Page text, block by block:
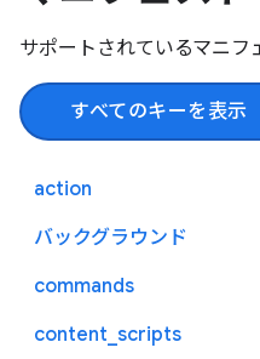
サポートされているマニフ
すべてのキーを表示
action
バックグラウンド
commands
content_scripts